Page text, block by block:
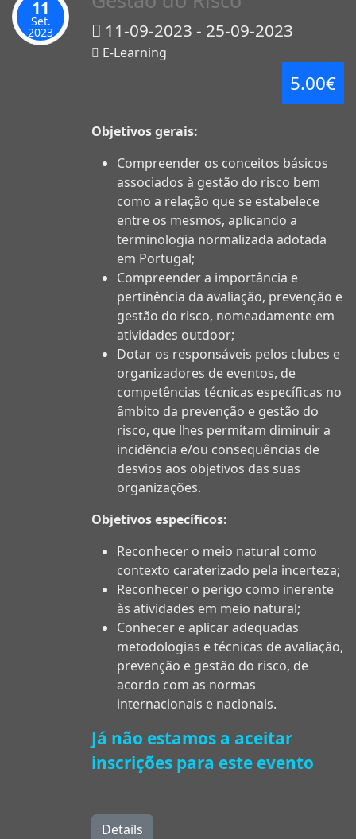
11
Set.
2023 11-09-2023 - 25-09-2023
E-Learning
5.00€
Objetivos gerais:
Compreender os conceitos básicos
associados à gestão do risco bem
como a relação que se estabelece
entre os mesmos, aplicando a
terminologia normalizada adotada
em Portugal;
Compreender a importância e
pertinência da avaliação, prevenção e
gestão do risco, nomeadamente em
atividades outdoor;
Dotar os responsáveis pelos clubes e
organizadores de eventos, de
competências técnicas específicas no
âmbito da prevenção e gestão do
risco, que lhes permitam diminuir a
incidência e/ou consequências de
desvios aos objetivos das suas
organizações.
Objetivos específicos:
Reconhecer o meio natural como
contexto caraterizado pela incerteza;
Reconhecer o perigo como inerente
às atividades em meio natural;
Conhecer e aplicar adequadas
metodologias e técnicas de avaliação,
prevenção e gestão do risco, de
acordo com as normas
internacionais e nacionais.
Já não estamos a aceitar
inscrições para este evento
Details